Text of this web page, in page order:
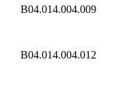
B04.014.004.009
B04.014.004.012